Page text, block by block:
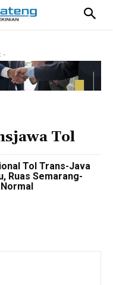
-
Tol
Tol Trans-Java
Ruas Semarang-